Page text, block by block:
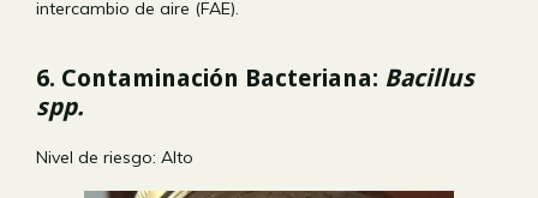
intercambio de aire (FAE).
6. Contaminación Bacteriana: Bacillus
spp.
Nivel de riesgo: Alto